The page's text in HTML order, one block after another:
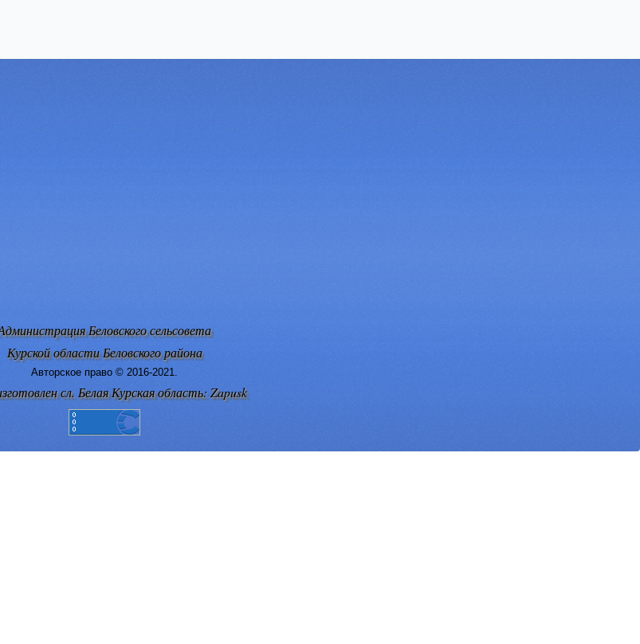
Беловского сельсовета
Курской области Беловского района
Авторское право © 2016-2021.
сл. Белая Курская область: Zapusk